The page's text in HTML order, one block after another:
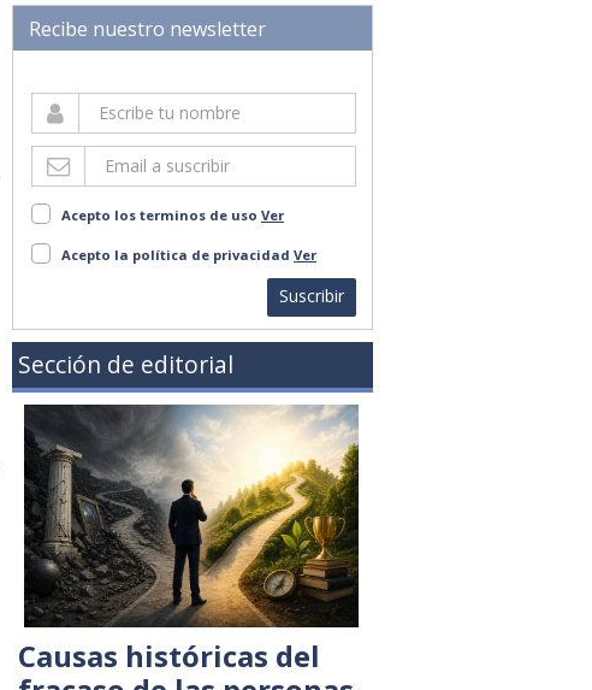
Recibe nuestro newsletter
Acepto los terminos de uso Ver
Acepto la política de privacidad Ver
Suscribir
Sección de editorial
Causas históricas del